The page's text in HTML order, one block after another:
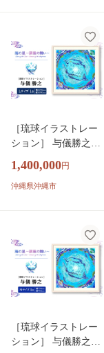
市 / yogima office [BC
AI005]
［琉球イラストレー
ション］ 与儀勝之
い〜 / Star of the Sea -
Dance of the deep sea
ト おしゃれ おすす
め 沖縄市 / yogima of
fice [BCAI011]
1,400,000円
沖縄県沖縄市
［琉球イラストレー
ション］ 与儀勝之